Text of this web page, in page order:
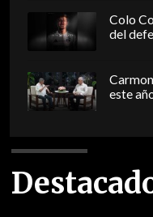
Colo
del
este